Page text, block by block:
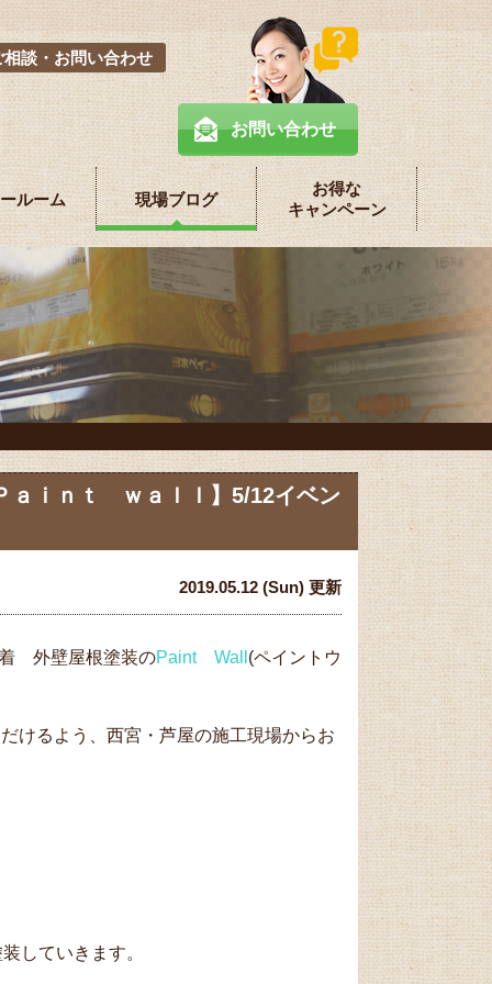
談・お問い合わせ
お問い合わせ
ルーム 現場ブログ
お得な
キャンペーン
ａｉｎｔ ｗａｌｌ】5/12イベン
2019.05.12 (Sun) 更新
外壁屋根塗装のPaint Wall (ペイントウ
けるよう、西宮・芦屋の施工現場からお
していきます。